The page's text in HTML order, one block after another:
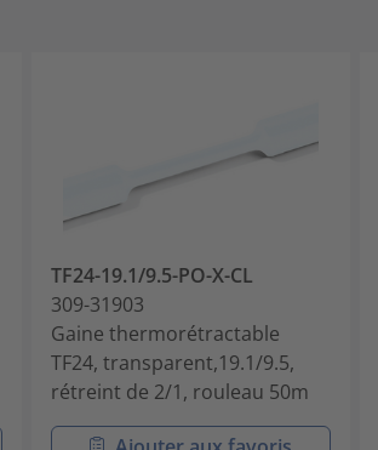
TF24-19.1/9.5-PO-X-CL
309-31903
Gaine thermorétractable
TF24, transparent,19.1/9.5,
rétreint de 2/1, rouleau 50m